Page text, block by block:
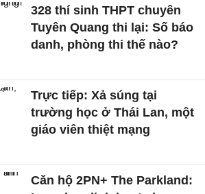
328 thí sinh THPT chuyên
Tuyên Quang thi lại: Số báo
danh, phòng thi thế nào?
Trực tiếp: Xả súng tại
trường học ở Thái Lan, một
giáo viên thiệt mạng
Căn hộ 2PN+ The Parkland: